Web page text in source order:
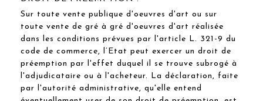
Sur toute vente publique d'oeuvres d'art ou sur
toute vente de gré à gré d'oeuvres d'art réalisée
dans les conditions prévues par l'article L. 321-9 du
code de commerce, l’Etat peut exercer un droit de
préemption par l'effet duquel il se trouve subrogé à
l'adjudicataire ou à l'acheteur. La déclaration, faite
par l'autorité administrative, qu'elle entend